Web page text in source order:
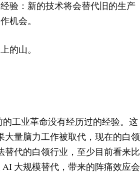
验：新的技术将会替代旧的生产
机会。
的山。
工业革命没有经历过的经验。这
量脑力工作被取代，现在的白领
代的白领行业，至少目前看来比
大规模替代，带来的阵痛效应会